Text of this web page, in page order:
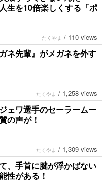
生を10倍楽しくする「ポ
たくやま / 110 views
ネ先輩』がメガネを外す
たくやま / 1,258 views
ェワ選手のセーラームー
の声が！
たくやま / 1,309 views
、手首に腱が浮かばない
性がある！